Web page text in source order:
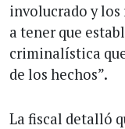
involucrado y los
a tener que
criminalística
de los hechos”.
La fiscal detalló